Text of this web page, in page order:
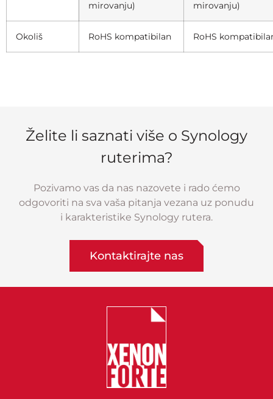
mirovanju)
mirovanju)
Okoliš RoHS kompatibilan RoHS
Želite li saznati više o Synology
ruterima?
Pozivamo vas da nas nazovete i rado ćemo
odgovoriti na sva vaša pitanja vezana uz ponudu
i karakteristike Synology rutera.
Kontaktirajte nas